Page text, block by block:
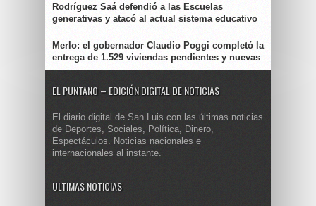
Rodríguez Saá defendió a las Escuelas
generativas y atacó al actual sistema educativo
Merlo: el gobernador Claudio Poggi completó la
entrega de 1.529 viviendas pendientes y nuevas
EL PUNTANO – EDICIÓN DIGITAL DE NOTICIAS
El diario digital de San Luis con las últimas noticias
de Deportes, Sociales, Política, Dinero,
Espectáculos. Noticias nacionales e
internacionales al instante.
ULTIMAS NOTICIAS